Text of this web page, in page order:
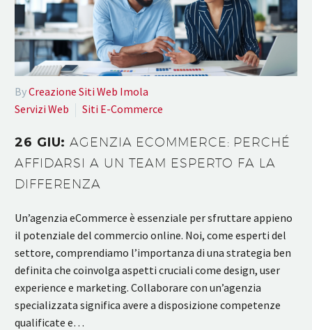
ByCreazione Siti Web Imola
Servizi Web
Siti E-Commerce
26 GIU:AGENZIA ECOMMERCE: PERCHÉ
AFFIDARSI A UN TEAM ESPERTO FA LA
DIFFERENZA
Un’agenzia eCommerce è essenziale per sfruttare appieno
il potenziale del commercio online. Noi, come esperti del
settore, comprendiamo l’importanza di una strategia ben
definita che coinvolga aspetti cruciali come design, user
experience e marketing. Collaborare con un’agenzia
specializzata significa avere a disposizione competenze
qualificate e…